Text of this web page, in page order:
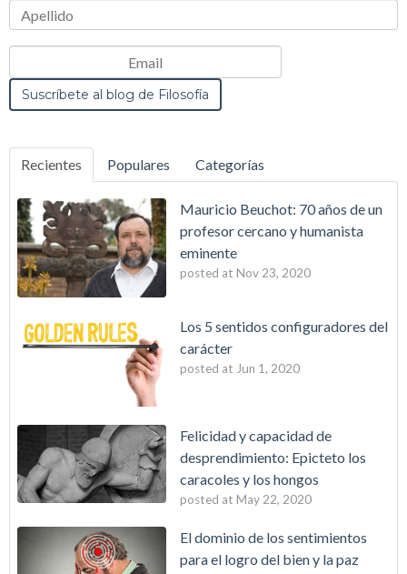
Recientes Populares Categorías
Mauricio Beuchot: 70 años de un
profesor cercano y humanista
eminente
posted at Nov 23, 2020
Los 5 sentidos configuradores del
carácter
posted at Jun 1, 2020
Felicidad y capacidad de
desprendimiento: Epicteto los
caracoles y los hongos
posted at May 22, 2020
El dominio de los sentimientos
para el logro del bien y la paz